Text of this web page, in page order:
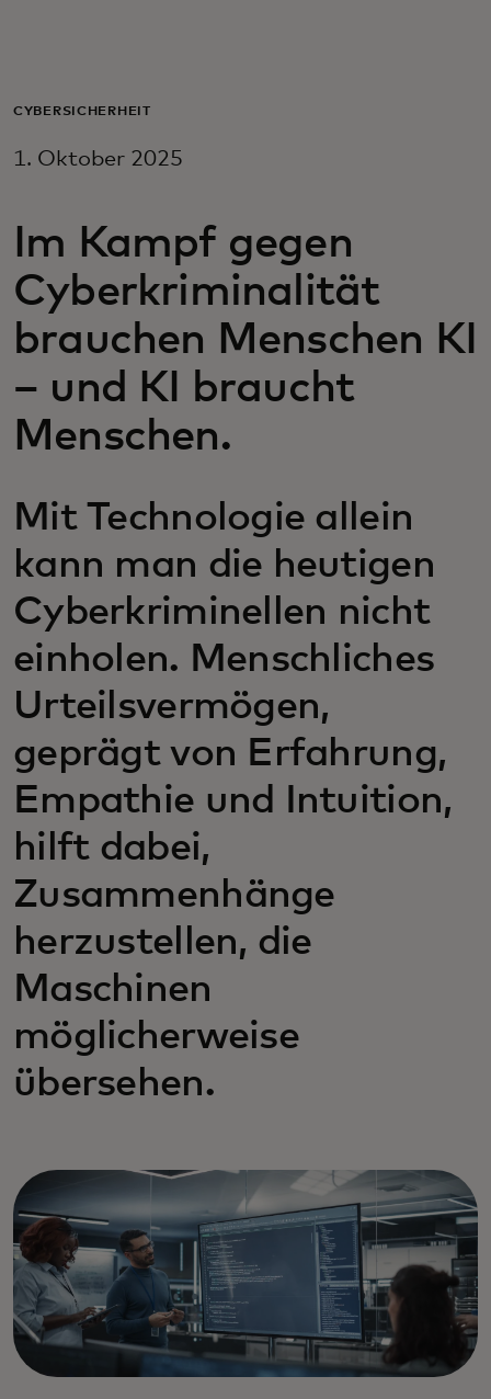
Für Unternehmen
Für Innovatoren
Neuigkeiten und Trends
CYBERSICHERHEIT
1. Oktober 2025
Im Kampf gegen
Cyberkriminalität
brauchen Menschen KI
– und KI braucht
Menschen.
Mit Technologie allein
kann man die heutigen
Cyberkriminellen nicht
einholen. Menschliches
Urteilsvermögen,
geprägt von Erfahrung,
Empathie und Intuition,
hilft dabei,
Zusammenhänge
herzustellen, die
Maschinen
möglicherweise
übersehen.